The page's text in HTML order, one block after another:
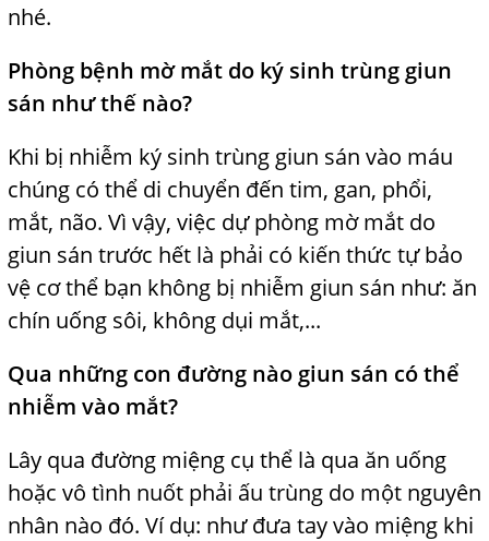
nhé.
Phòng bệnh mờ mắt do ký sinh trùng giun
sán như thế nào?
Khi bị nhiễm ký sinh trùng giun sán vào máu
chúng có thểj di chuyển đến tim, gan, phổi,
mắt, não. Vì vậy, việc dự phòng mờ mắt do
giun sán trước hết là phải có kiến thức tự bảo
vệ cơ thể bạn không bị nhiễm giun sán như: ăn
chín uống sôi, không dụi mắt,...
Qua những con đường nào giun sán có thể
nhiễm vào mắt?
Lây qua đường miệng cụ thể là qua ăn uống
hoặc vô tình nuốt phải ấu trùng do một nguyên
nhân nào đó. Ví dụ: như đưa tay vào miệng khi